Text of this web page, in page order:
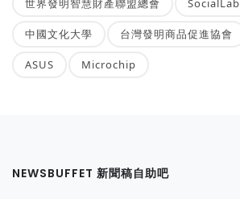
世界發明智慧財產聯盟總會 SocialLab
中國文化大學 台灣發明商品促進協會
ASUS Microchip
NEWSBUFFET 新聞稿自助吧